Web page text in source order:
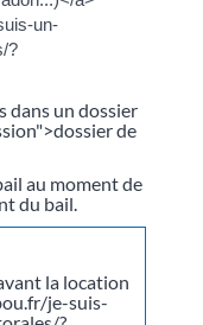
un-
?
dans un dossier
de
au moment de
du bail.
la location
je-suis-